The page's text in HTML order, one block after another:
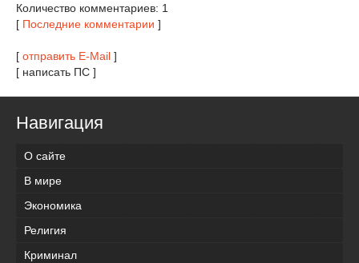
Количество комментариев: 1
[ Последние комментарии ]
[ отправить E-Mail ]
[ написать ПС ]
Навигация
О сайте
В мире
Экономика
Религия
Криминал